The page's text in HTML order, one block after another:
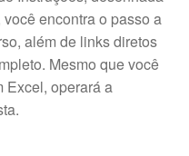
encontra o passo a
além de links diretos
Mesmo que você
Excel, operará a